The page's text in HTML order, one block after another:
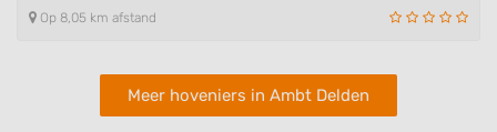
Op 8,05 km afstand
Meer hoveniers in Ambt Delden